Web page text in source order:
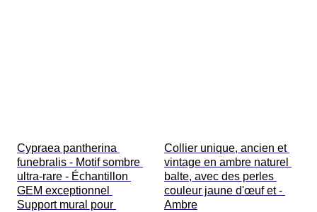
Cypraea pantherina
funebralis - Motif sombre
ultra-rare - Échantillon
GEM exceptionnel
Support mural pour
Collier unique, ancien et
vintage en ambre naturel
balte, avec des perles
couleur jaune d'œuf et -
Ambre